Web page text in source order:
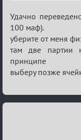
Re:
Sweet
⚡Evil
Удачно
100 маф).
уберите от меня
там две партии
принципе
выберу позже